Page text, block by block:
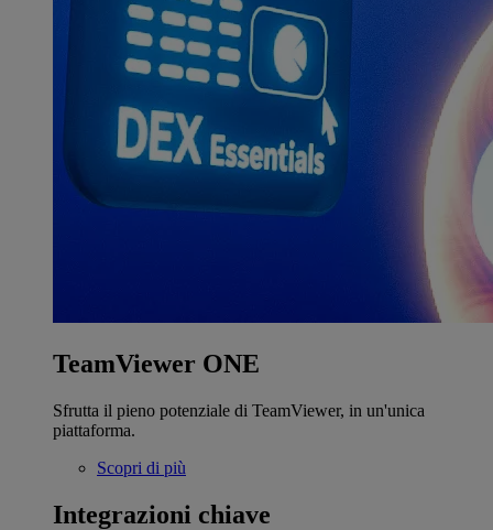
TeamViewer ONE
Sfrutta il pieno potenziale di TeamViewer, in un'unica
piattaforma.
Scopri di più
Integrazioni chiave